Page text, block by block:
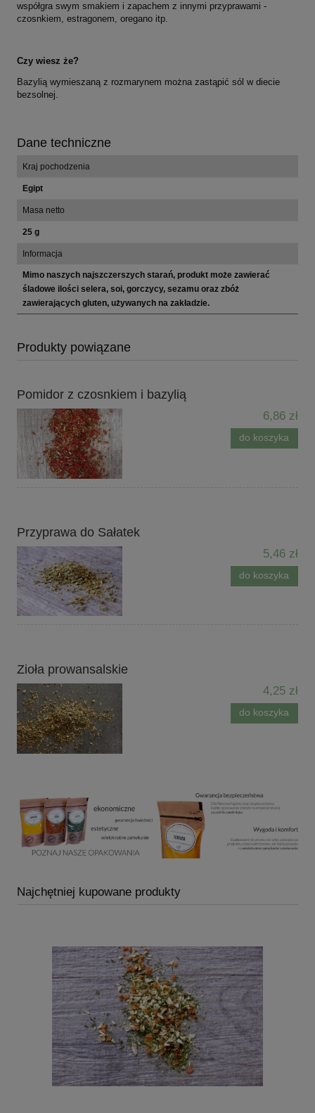
współgra swym smakiem i zapachem z innymi przyprawami -
czosnkiem, estragonem, oregano itp.
Czy wiesz że?
Bazylią wymieszaną z rozmarynem można zastąpić sól w diecie
bezsolnej.
Dane techniczne
Kraj pochodzenia
Egipt
Masa netto
25 g
Informacja
Mimo naszych najszczerszych starań, produkt może zawierać
śladowe ilości selera, soi, gorczycy, sezamu oraz zbóż
zawierających gluten, używanych na zakładzie.
Produkty powiązane
Pomidor z czosnkiem i bazylią
6,86 zł
do koszyka
Przyprawa do Sałatek
5,46 zł
do koszyka
Zioła prowansalskie
4,25 zł
do koszyka
Najchętniej kupowane produkty